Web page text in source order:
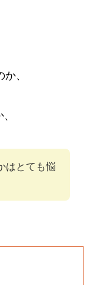
、
はとても悩